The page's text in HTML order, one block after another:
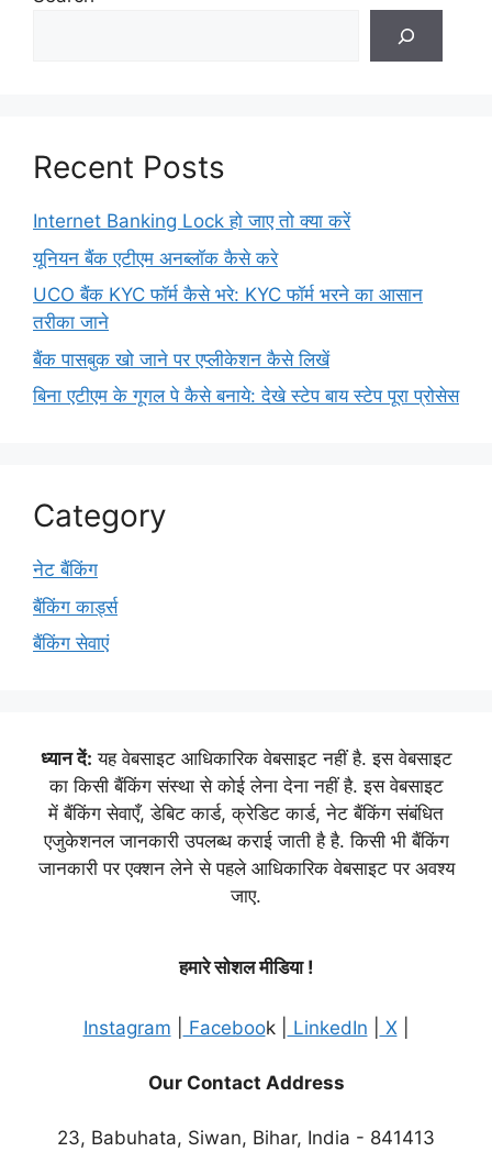
Recent Posts
Internet Banking Lock हो जाए तो क्या करें
यूनियन बैंक एटीएम अनब्लॉक कैसे करे
UCO बैंक KYC फॉर्म कैसे भरे: KYC फॉर्म भरने का आसान
तरीका जाने
बैंक पासबुक खो जाने पर एप्लीकेशन कैसे लिखें
बिना एटीएम के गूगल पे कैसे बनाये: देखे स्टेप बाय स्टेप पूरा प्रोसेस
Category
नेट बैंकिंग
बैंकिंग कार्ड्स
बैंकिंग सेवाएं
ध्यान दें: यह वेबसाइट आधिकारिक वेबसाइट नहीं है. इस वेबसाइट
का किसी बैंकिंग संस्था से कोई लेना देना नहीं है. इस वेबसाइट
में बैंकिंग सेवाएँ, डेबिट कार्ड, क्रेडिट कार्ड, नेट बैंकिंग संबंधित
एजुकेशनल जानकारी उपलब्ध कराई जाती है है. किसी भी बैंकिंग
जानकारी पर एक्शन लेने से पहले आधिकारिक वेबसाइट पर अवश्य
जाए.
हमारे सोशल मीडिया !
Instagram Facebook | LinkedIn X|
Our Contact Address
23, Babuhata, Siwan, Bihar, India - 841413